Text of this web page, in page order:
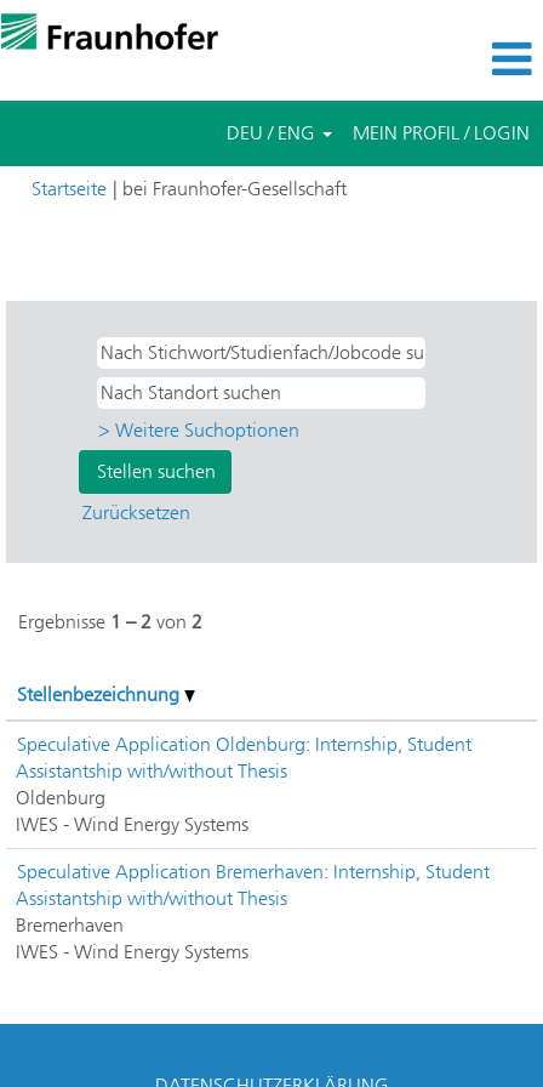
DEU / ENG MEIN PROFIL / LOGIN
Startseite | bei Fraunhofer-Gesellschaft(aktuelle
> Weitere Suchoptionen
Zurücksetzen
Ergebnisse 1 – 2 von 2
Stellenbezeichnung
Speculative Application Oldenburg: Internship, Student
Assistantship with/without Thesis
Oldenburg
IWES - Wind Energy Systems
Speculative Application Bremerhaven: Internship, Student
Assistantship with/without Thesis
Bremerhaven
IWES - Wind Energy Systems